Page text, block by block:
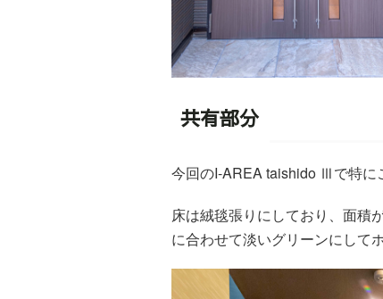
共有部分
今回のI-AREA taishido Ⅲで特に
床は絨毯張りにしており、面積
に合わせて淡いグリーンにして